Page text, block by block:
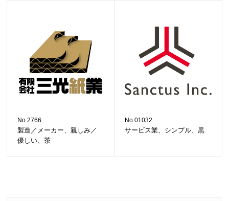
No.2766
製造／メーカー、親しみ／
優しい、茶
No.01032
サービス業、シンプル、黒